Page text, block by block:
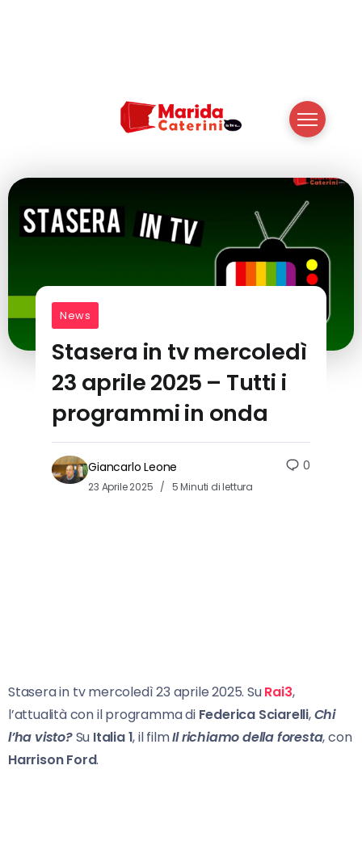
News
Stasera in tv mercoledì
23 aprile 2025 – Tutti i
programmi in onda
Giancarlo Leone
23 Aprile 2025 5 Minuti di lettura
0
Stasera in tv mercoledì 23 aprile 2025. SuRai3,
l’attualità con il programma di Federica Sciarelli,Chi
l’ha visto?Su Italia 1, il filmIl richiamo della foresta, con
Harrison Ford.